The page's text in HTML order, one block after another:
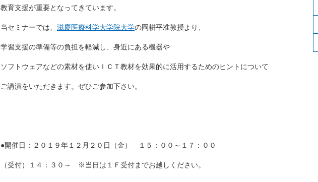
教育支援が重要となってきています。
当セミナーでは、 滋慶医療科学大学院大学の岡耕平准教授より、
学習支援の準備等の負担を軽減し、身近にある機器や
ソフトウェアなどの素材を使いＩＣＴ教材を効果的に活用するためのヒントについて
ご講演をいただきます。ぜひご参加下さい。
●開催日：２０１９年１２月２０日（金） １５：００～１７：００
（受付）１４：３０～ ※当日は１Ｆ受付までお越しください。